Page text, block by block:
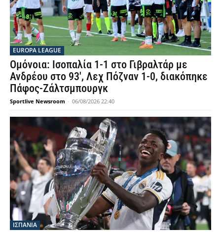
EUROPA LEAGUE
Ομόνοια: Ισοπαλία 1-1 στο Γιβραλτάρ με
Ανδρέου στο 93′, Λεχ Πόζναν 1-0, διακόπηκε
Πάφος-Ζάλτσμπουργκ
Sportlive Newsroom - 06/08/2026 22:40
ΙΣΠΑΝΙΑ